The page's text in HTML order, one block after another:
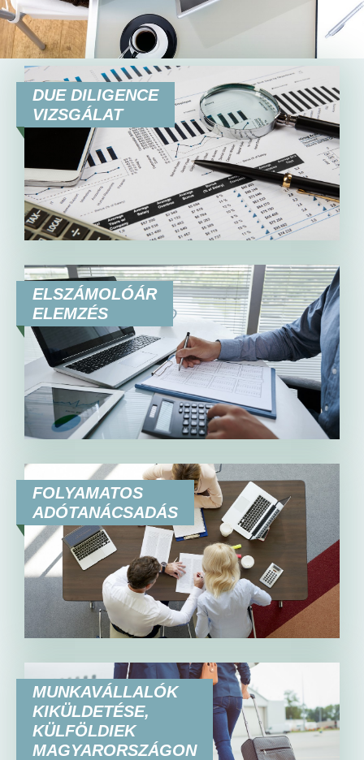
HU
EN DE
DUE DILIGENCE
VIZSGÁLAT
ELSZÁMOLÓÁR
ELEMZÉS
FOLYAMATOS
ADÓTANÁCSADÁS
MUNKAVÁLLALÓK
KIKÜLDETÉSE,
KÜLFÖLDIEK
MAGYARORSZÁGON